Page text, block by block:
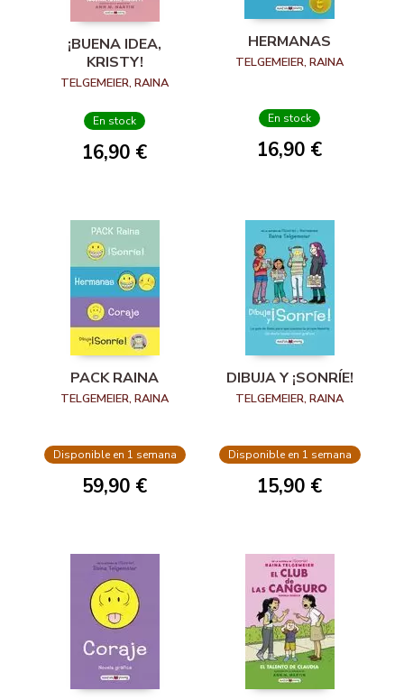
¡BUENA IDEA,
KRISTY!
TELGEMEIER, RAINA
En stock
16,90 €
HERMANAS
TELGEMEIER, RAINA
En stock
16,90 €
PACK RAINA
TELGEMEIER, RAINA
Disponible en 1 semana
59,90 €
DIBUJA Y ¡SONRÍE!
TELGEMEIER, RAINA
Disponible en 1 semana
15,90 €